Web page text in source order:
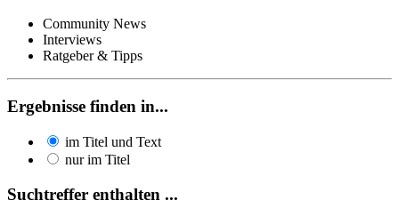
Community News
Interviews
Ratgeber & Tipps
Ergebnisse finden in...
im Titel und Text
nur im Titel
Suchtreffer enthalten ...